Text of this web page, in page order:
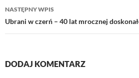
NASTĘPNY WPIS
Ubrani w czerń – 40 lat mrocznej
DODAJ KOMENTARZ